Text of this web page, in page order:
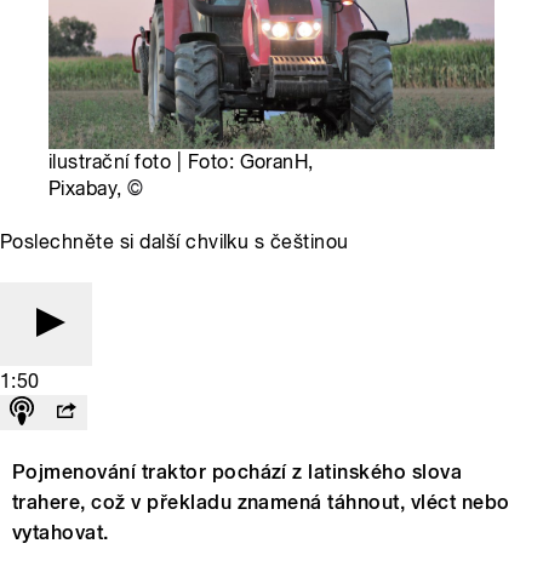
ilustrační foto | Foto: GoranH,
Pixabay,©
Poslechněte si další chvilku s češtinou
1:50
Pojmenování traktor pochází z latinského slova
trahere, což v překladu znamená táhnout, vléct nebo
vytahovat.